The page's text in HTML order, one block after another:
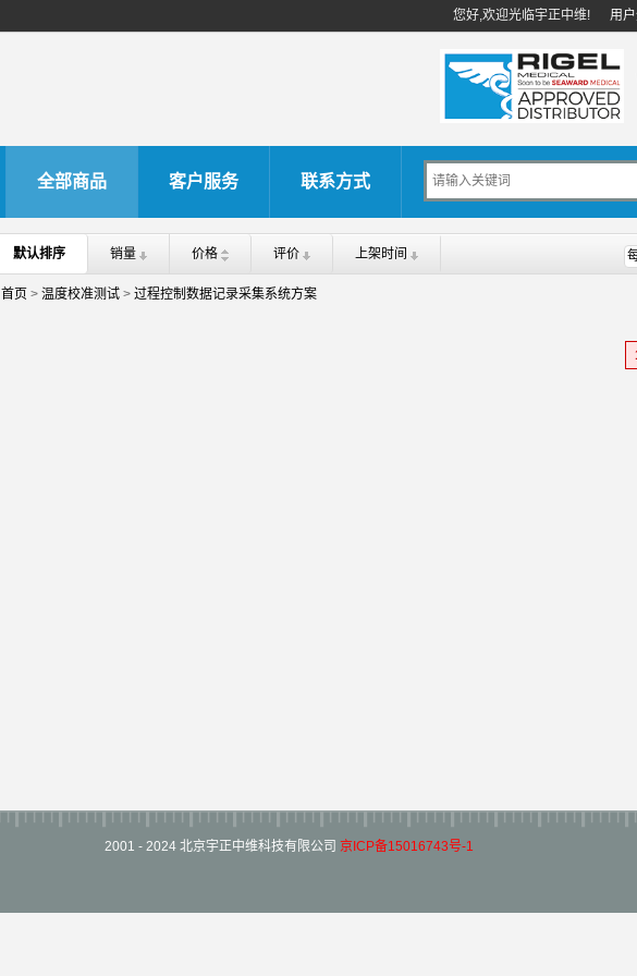
您好,欢迎光临宇正中维! 用
全部商品 客户服务 联系方式
默认排序 销量 价格 评价 上架时间
首页 > 温度校准测试 > 过程控制数据记录采集系统方案
2001 - 2024 北京宇正中维科技有限公司 京ICP备15016743号-1